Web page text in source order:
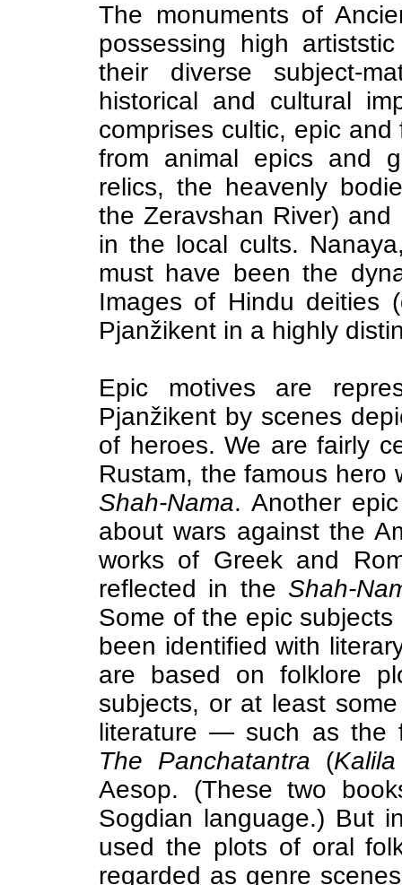
The monuments of
possessing high
their diverse subject-
historical and cultural
comprises cultic, epic
from animal epics and
relics, the heavenly
the Zeravshan River)
in the local cults.
must have been the
Images of Hindu deities
Pjanžikent in a highly
Epic motives are
Pjanžikent by scenes
of heroes. We are fairly
Rustam, the famous hero
Shah-Nama. Another
about wars against the
works of Greek and
reflected in the Shah-
Some of the epic
been identified with
are based on folklore
subjects, or at least
literature — such as the
The Panchatantra (
Aesop. (These two
Sogdian language.) But
used the plots of oral
regarded as genre